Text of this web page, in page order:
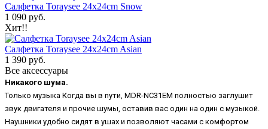
Салфетка Toraysee 24x24cm Snow
1 090 руб.
Хит!!
Салфетка Toraysee 24x24cm Asian
1 390 руб.
Все аксессуары
Никакого шума.
Только музыка Когда вы в пути, MDR-NC31EM полностью заглушит
звук двигателя и прочие шумы, оставив вас один на один с музыкой.
Наушники удобно сидят в ушах и позволяют часами с комфортом